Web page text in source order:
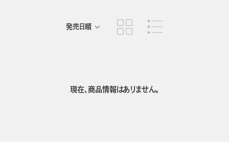
発売日順
現在、商品情報はありません。